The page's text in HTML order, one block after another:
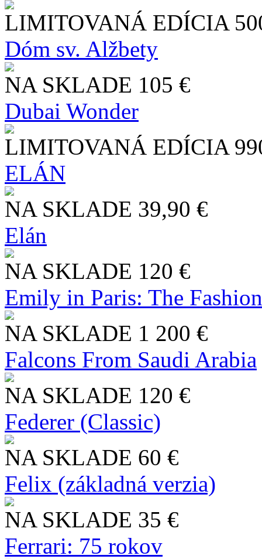
LIMITOVANÁ EDÍCIA
Dóm sv. Alžbety
NA SKLADE 105 €
Dubai Wonder
LIMITOVANÁ EDÍCIA
ELÁN
NA SKLADE 39,90 €
Elán
NA SKLADE 120 €
Emily in Paris: The
NA SKLADE 1 200 €
Falcons From Saudi Arabia
NA SKLADE 120 €
Federer (Classic)
NA SKLADE 60 €
Felix (základná verzia)
NA SKLADE 35 €
Ferrari: 75 rokov